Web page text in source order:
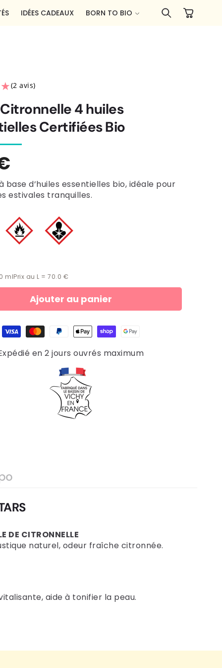
IDÉES CADEAUX BORN TO BIO Panier
(2 avis)
4 huiles
Certifiées Bio
base d’huiles essentielles bio, idéale pour
estivales tranquilles.
mlPrix au L = 70.0 €
Ajouter au panier
en 2 jours ouvrés maximum
DE CITRONNELLE
naturel, odeur fraîche citronnée.
aide à tonifier la peau.